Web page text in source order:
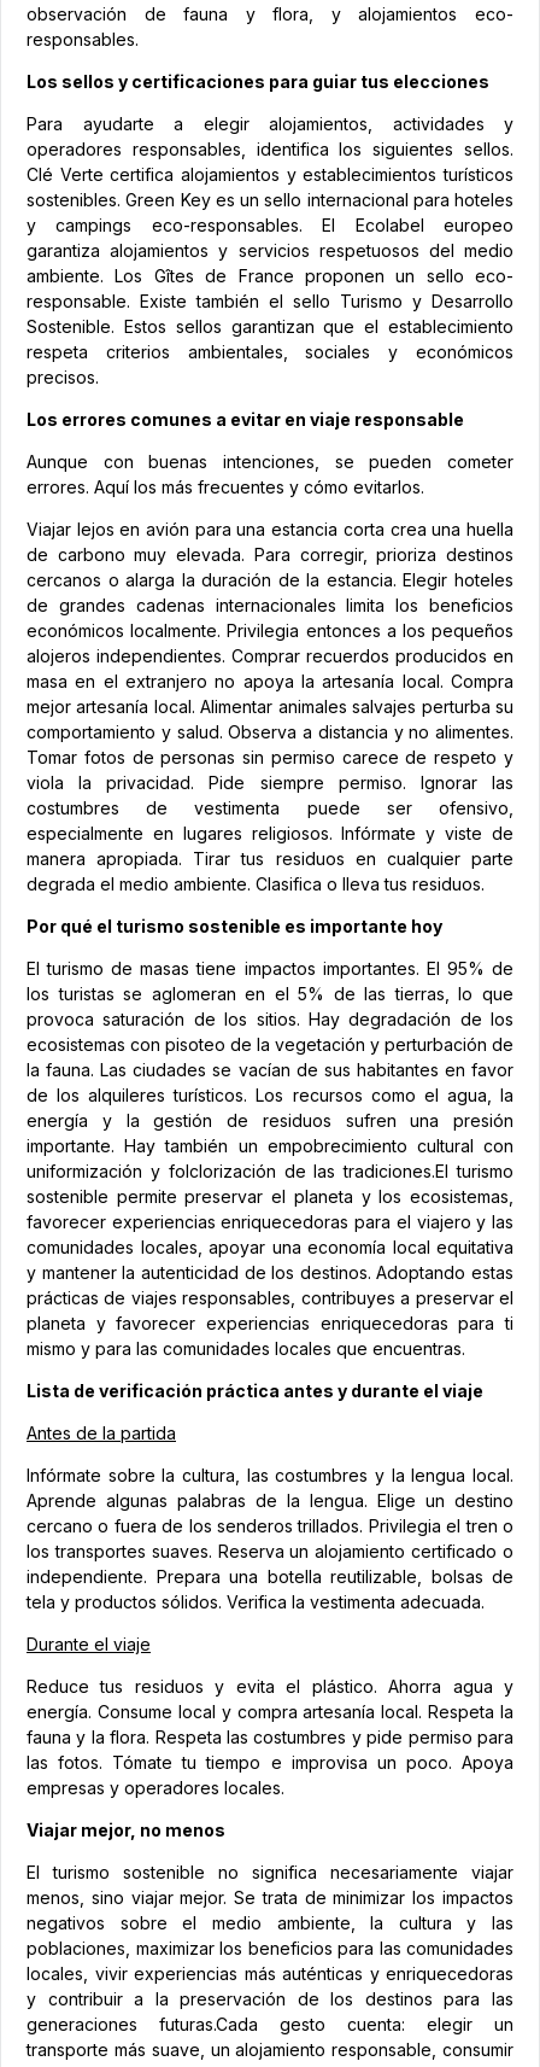
observación de fauna y flora, y alojamientos eco-
responsables.
Los sellos y certificaciones para guiar tus elecciones
Para ayudarte a elegir alojamientos, actividades y
operadores responsables, identifica los siguientes sellos.
Clé Verte certifica alojamientos y establecimientos turísticos
sostenibles. Green Key es un sello internacional para hoteles
y campings eco-responsables. El Ecolabel europeo
garantiza alojamientos y servicios respetuosos del medio
ambiente. Los Gîtes de France proponen un sello eco-
responsable. Existe también el sello Turismo y Desarrollo
Sostenible. Estos sellos garantizan que el establecimiento
respeta criterios ambientales, sociales y económicos
precisos.
Los errores comunes a evitar en viaje responsable
Aunque con buenas intenciones, se pueden cometer
errores. Aquí los más frecuentes y cómo evitarlos.
Viajar lejos en avión para una estancia corta crea una huella
de carbono muy elevada. Para corregir, prioriza destinos
cercanos o alarga la duración de la estancia. Elegir hoteles
de grandes cadenas internacionales limita los beneficios
económicos localmente. Privilegia entonces a los pequeños
alojeros independientes. Comprar recuerdos producidos en
masa en el extranjero no apoya la artesanía local. Compra
mejor artesanía local. Alimentar animales salvajes perturba su
comportamiento y salud. Observa a distancia y no alimentes.
Tomar fotos de personas sin permiso carece de respeto y
viola la privacidad. Pide siempre permiso. Ignorar las
costumbres de vestimenta puede ser ofensivo,
especialmente en lugares religiosos. Infórmate y viste de
manera apropiada. Tirar tus residuos en cualquier parte
degrada el medio ambiente. Clasifica o lleva tus residuos.
Por qué el turismo sostenible es importante hoy
El turismo de masas tiene impactos importantes. El 95% de
los turistas se aglomeran en el 5% de las tierras, lo que
provoca saturación de los sitios. Hay degradación de los
ecosistemas con pisoteo de la vegetación y perturbación de
la fauna. Las ciudades se vacían de sus habitantes en favor
de los alquileres turísticos. Los recursos como el agua, la
energía y la gestión de residuos sufren una presión
importante. Hay también un empobrecimiento cultural con
uniformización y folclorización de las tradiciones.El turismo
sostenible permite preservar el planeta y los ecosistemas,
favorecer experiencias enriquecedoras para el viajero y las
comunidades locales, apoyar una economía local equitativa
y mantener la autenticidad de los destinos. Adoptando estas
prácticas de viajes responsables, contribuyes a preservar el
planeta y favorecer experiencias enriquecedoras para ti
mismo y para las comunidades locales que encuentras.
Lista de verificación práctica antes y durante el viaje
Antes de la partida
Infórmate sobre la cultura, las costumbres y la lengua local.
Aprende algunas palabras de la lengua. Elige un destino
cercano o fuera de los senderos trillados. Privilegia el tren o
los transportes suaves. Reserva un alojamiento certificado o
independiente. Prepara una botella reutilizable, bolsas de
tela y productos sólidos. Verifica la vestimenta adecuada.
Durante el viaje
Reduce tus residuos y evita el plástico. Ahorra agua y
energía. Consume local y compra artesanía local. Respeta la
fauna y la flora. Respeta las costumbres y pide permiso para
las fotos. Tómate tu tiempo e improvisa un poco. Apoya
empresas y operadores locales.
Viajar mejor, no menos
El turismo sostenible no significa necesariamente viajar
menos, sino viajar mejor. Se trata de minimizar los impactos
negativos sobre el medio ambiente, la cultura y las
poblaciones, maximizar los beneficios para las comunidades
locales, vivir experiencias más auténticas y enriquecedoras
y contribuir a la preservación de los destinos para las
generaciones futuras.Cada gesto cuenta: elegir un
transporte más suave, un alojamiento responsable, consumir